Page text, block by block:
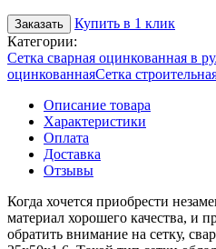
Заказать
Купить в 1 клик
Категории:
Сетка сварная оцинкованная в
оцинкованнаяСетка
Описание товара
Характеристики
Оплата
Доставка
Отзывы
Когда хочется приобрести
материал хорошего качества, и
обратить внимание на сетку,